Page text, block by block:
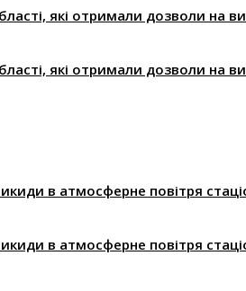
які отримали дозволи на
які отримали дозволи на
в атмосферне повітря
в атмосферне повітря